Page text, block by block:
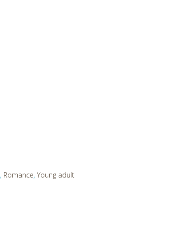
, Romance, Young adult